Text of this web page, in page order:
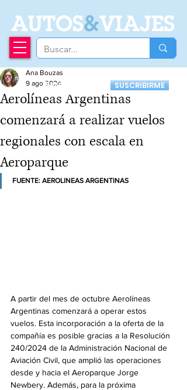
AUTOS&VIAJES
Recibí nuestro
Newsletter
SUSCRIBIRME
Aerolíneas Argentinas
comenzará a realizar vuelos
regionales con escala en
Aeroparque
Ana Bouzas
9 ago 2024
FUENTE: AEROLINEAS ARGENTINAS
A partir del mes de octubre Aerolíneas
Argentinas comenzará a operar estos
vuelos. Esta incorporación a la oferta de la
compañía es posible gracias a la Resolución
240/2024 de la Administración Nacional de
Aviación Civil, que amplió las operaciones
desde y hacia el Aeroparque Jorge
Newbery. Además, para la próxima